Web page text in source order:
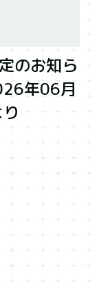
のお知ら
年06月